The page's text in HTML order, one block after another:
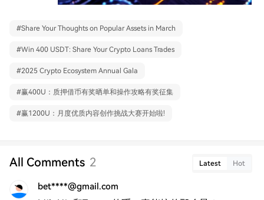
#Share Your Thoughts on Popular Assets in March
#Win 400 USDT: Share Your Crypto Loans Trades
#2025 Crypto Ecosystem Annual Gala
#赢400U：质押借币有奖晒单和操作攻略有奖征集
#赢1200U：月度优质内容创作挑战大赛开始啦!
All Comments 2 Latest Hot
bet****@gmail.com